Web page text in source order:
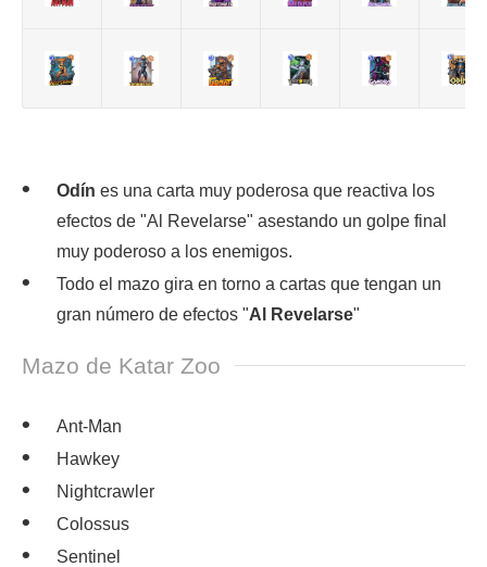
Odín es una carta muy poderosa que reactiva los
efectos de "Al Revelarse" asestando un golpe final
muy poderoso a los enemigos.
Todo el mazo gira en torno a cartas que tengan un
gran número de efectos "Al Revelarse"
Mazo de Katar Zoo
Ant-Man
Hawkey
Nightcrawler
Colossus
Sentinel